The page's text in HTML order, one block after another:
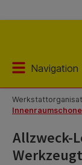
Navigation
Allzweck-